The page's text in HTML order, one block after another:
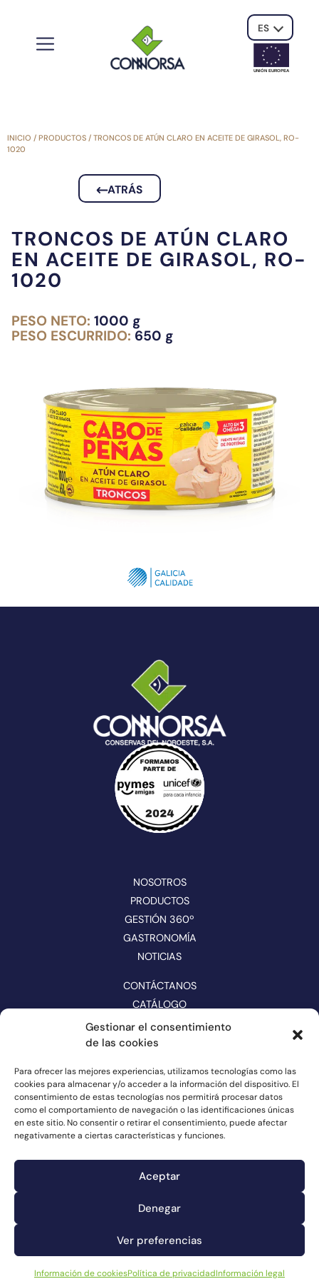
Gestionar el consentimiento
de las cookies
Para ofrecer las mejores experiencias, utilizamos tecnologías como las
cookies para almacenar y/o acceder a la información del dispositivo. El
consentimiento de estas tecnologías nos permitirá procesar datos
como el comportamiento de navegación o las identificaciones únicas
en este sitio. No consentir o retirar el consentimiento, puede afectar
negativamente a ciertas características y funciones.
Aceptar
Denegar
Ver preferencias
Información de cookiesPolítica de privacidadInformación legal
ES
UNIÓN EUROPEA
INICIO / PRODUCTOS / TRONCOS DE ATÚN CLARO EN ACEITE DE GIRASOL, RO-
1020
ATRÁS
TRONCOS DE ATÚN CLARO
EN ACEITE DE GIRASOL, RO-
1020
PESO NETO: 1000 g
PESO ESCURRIDO: 650 g
NOSOTROS
PRODUCTOS
GESTIÓN 360º
GASTRONOMÍA
NOTICIAS
CONTÁCTANOS
CATÁLOGO
SÍGUENOS EN REDES
Canal de denuncias
Información legal